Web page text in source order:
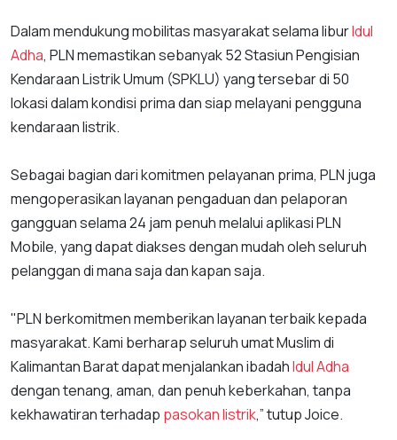
Dalam mendukung mobilitas masyarakat selama liburIdul
Adha, PLN memastikan sebanyak 52 Stasiun Pengisian
Kendaraan Listrik Umum (SPKLU) yang tersebar di 50
lokasi dalam kondisi prima dan siap melayani pengguna
kendaraan listrik.
Sebagai bagian dari komitmen pelayanan prima, PLN juga
mengoperasikan layanan pengaduan dan pelaporan
gangguan selama 24 jam penuh melalui aplikasi PLN
Mobile, yang dapat diakses dengan mudah oleh seluruh
pelanggan di mana saja dan kapan saja.
"PLN berkomitmen memberikan layanan terbaik kepada
masyarakat. Kami berharap seluruh umat Muslim di
Kalimantan Barat dapat menjalankan ibadahIdul Adha
dengan tenang, aman, dan penuh keberkahan, tanpa
kekhawatiran terhadap pasokan listrik,” tutup Joice.